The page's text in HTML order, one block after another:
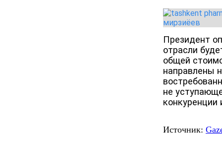
Президент
отрасли
общей
направлены
не
Источник: